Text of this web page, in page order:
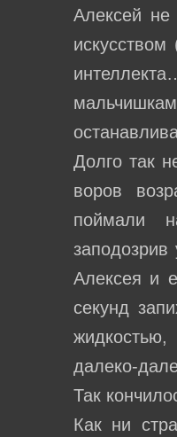
Алексей
Долго так
воров
поймали
заподозрив
Алексея и
секунд
далеко-
Так
Как ни